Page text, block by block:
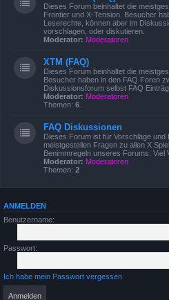
Dieses Forum beinhaltet die
Frontier und X-Tension. Besucher
Leserechte, können aber im
vorschlagen, oder diskutieren.
Moderator: Moderatoren
XTM (FAQ)
Dieses Forum beinhaltet die
Besucher haben in den FAQ Foren
Diskussionsforum selbst FAQ
Moderator: Moderatoren
Themen: 6
FAQ Diskussionen
Dieses Forum ist für Vorschläge
meistgestellen Fragen zu allen X
Benimmregeln unseres Forums. Viel
Moderator: Moderatoren
Themen: 2
ANMELDEN
Benutzername:
Passwort:
Ich habe mein Passwort vergessen